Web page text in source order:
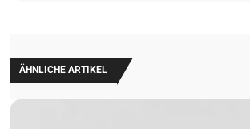
ÄHNLICHE ARTIKEL